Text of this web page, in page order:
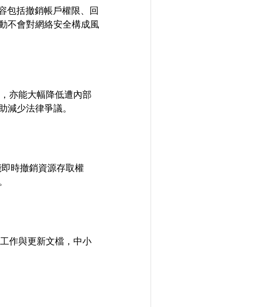
包括撤銷帳戶權限、回
不會對網絡安全構成風
亦能大幅降低遭內部
減少法律爭議。
時撤銷資源存取權
作與更新文檔，中小